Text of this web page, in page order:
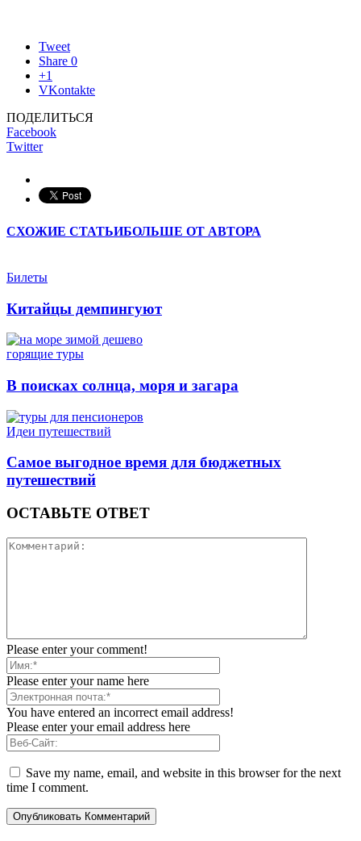
Tweet
Share 0
+1
VKontakte
ПОДЕЛИТЬСЯ
Facebook
Twitter
СХОЖИЕ СТАТЬИБОЛЬШЕ ОТ АВТОРА
Билеты
Китайцы демпингуют
горящие туры
В поисках солнца, моря и загара
Идеи путешествий
Самое выгодное время для бюджетных
путешествий
ОСТАВЬТЕ ОТВЕТ
Please enter your comment!
Please enter your name here
You have entered an incorrect email address!
Please enter your email address here
Save my name, email, and website in this browser for the next
time I comment.